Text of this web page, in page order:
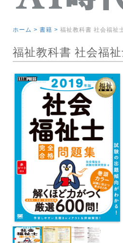
ホーム > 書籍 > 福祉教科書 社会福祉
福祉教科書 社会福